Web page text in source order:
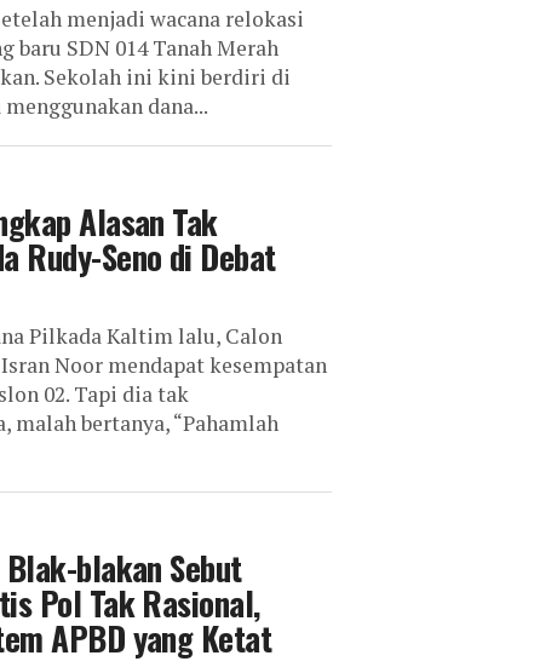
menjadi wacana relokasi
baru SDN 014 Tanah Merah
Sekolah ini kini berdiri di
dana...
Alasan Tak
Rudy-Seno di Debat
Pilkada Kaltim lalu, Calon
Noor mendapat kesempatan
02. Tapi dia tak
malah bertanya, “Pahamlah
blakan Sebut
Pol Tak Rasional,
APBD yang Ketat